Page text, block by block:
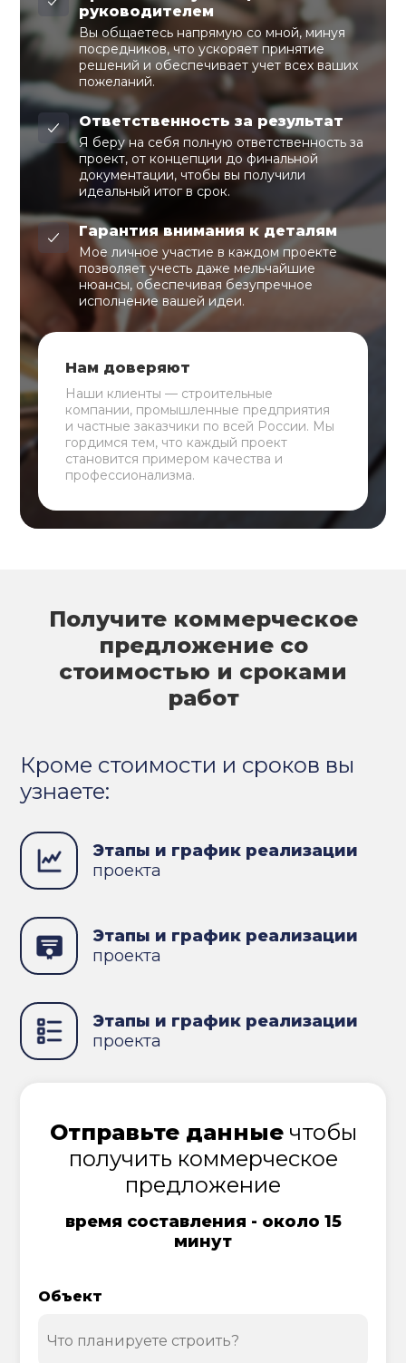
руководителем
Вы общаетесь напрямую со мной, минуя
посредников, что ускоряет принятие
решений и обеспечивает учет всех ваших
пожеланий.
Ответственность за результат
Я беру на себя полную ответственность за
проект, от концепции до финальной
документации, чтобы вы получили
идеальный итог в срок.
Гарантия внимания к деталям
Мое личное участие в каждом проекте
позволяет учесть даже мельчайшие
нюансы, обеспечивая безупречное
исполнение вашей идеи.
Нам доверяют
Наши клиенты — строительные
компании, промышленные предприятия
и частные заказчики по всей России. Мы
гордимся тем, что каждый проект
становится примером качества и
профессионализма.
Получите коммерческое
предложение со
стоимостью и сроками
работ
Кроме стоимости и сроков вы
узнаете:
Этапы и график реализации
проекта
Этапы и график реализации
проекта
Этапы и график реализации
проекта
Отправьте данныечтобы
получить коммерческое
предложение
время составления - около 15
минут
Объект